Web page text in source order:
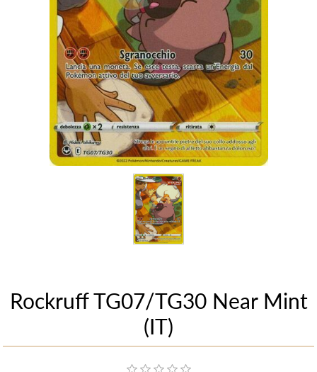
Rockruff TG07/TG30 Near Mint
(IT)